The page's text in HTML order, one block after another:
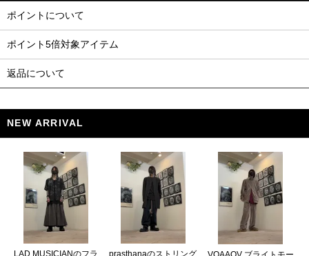
ポイントについて
ポイント5倍対象アイテム
返品について
NEW ARRIVAL
LAD MUSICIANのフラ
prasthanaのストリング